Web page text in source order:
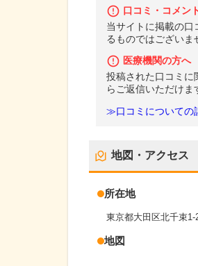
口コミ・コメン
当サイトに掲載の口
るものではございま
医療機関の方へ
投稿された口コミに
らご返信いただけま
≫口コミについての
地図・アクセス
所在地
東京都大田区北千束1-
地図